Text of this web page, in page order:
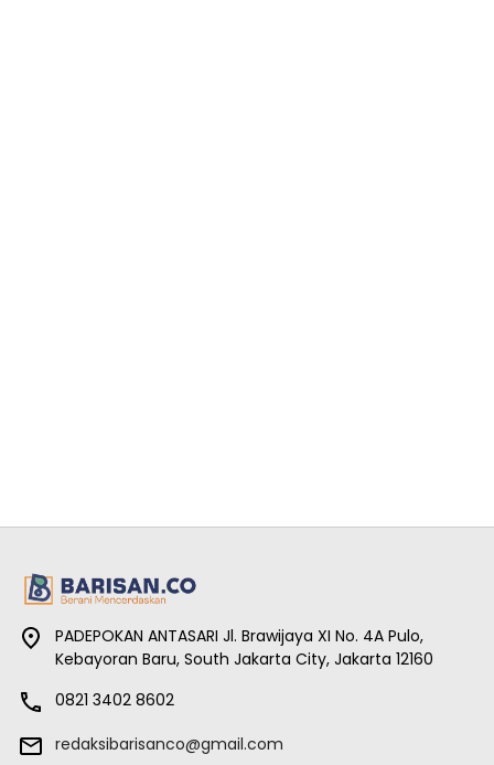
PADEPOKAN ANTASARI Jl. Brawijaya XI No. 4A Pulo,
Kebayoran Baru, South Jakarta City, Jakarta 12160
0821 3402 8602
redaksibarisanco@gmail.com